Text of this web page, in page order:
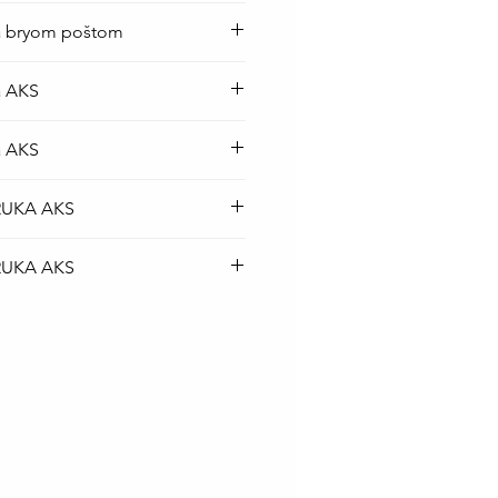
Srbije kurirskom službom
bryom poštom
službom.
službom.
službom.
AKS
službom.
AKS
službom.